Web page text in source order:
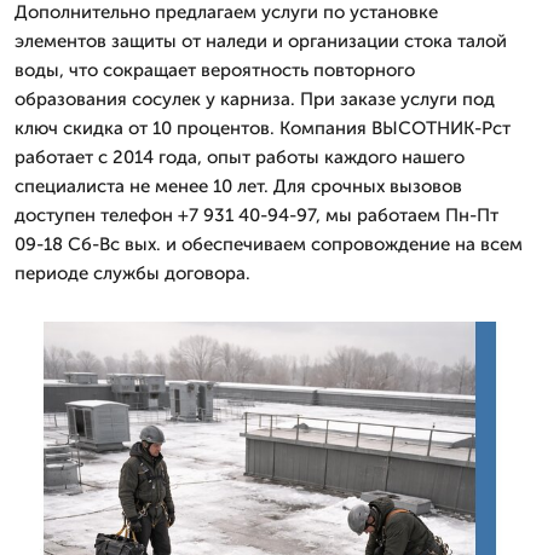
Дополнительно предлагаем услуги по установке
элементов защиты от наледи и организации стока талой
воды, что сокращает вероятность повторного
образования сосулек у карниза. При заказе услуги под
ключ скидка от 10 процентов. Компания ВЫСОТНИК-Рст
работает с 2014 года, опыт работы каждого нашего
специалиста не менее 10 лет. Для срочных вызовов
доступен телефон +7 931 40-94-97, мы работаем Пн-Пт
09-18 Сб-Вс вых. и обеспечиваем сопровождение на всем
периоде службы договора.